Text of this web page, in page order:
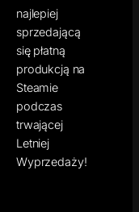
najlepiej
sprzedającą
się płatną
produkcją na
Steamie
podczas
trwającej
Letniej
Wyprzedaży!